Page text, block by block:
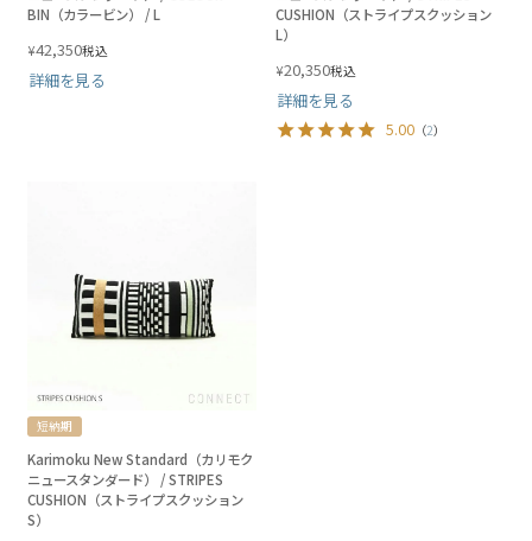
BIN（カラービン） / L
¥42,350税込
詳細を見る
CUSHION（ストライプスクッション
L）
¥20,350税込
詳細を見る
5.00 （2）
短納期
Karimoku New Standard（カリモク
ニュースタンダード） / STRIPES
CUSHION（ストライプスクッション
S）